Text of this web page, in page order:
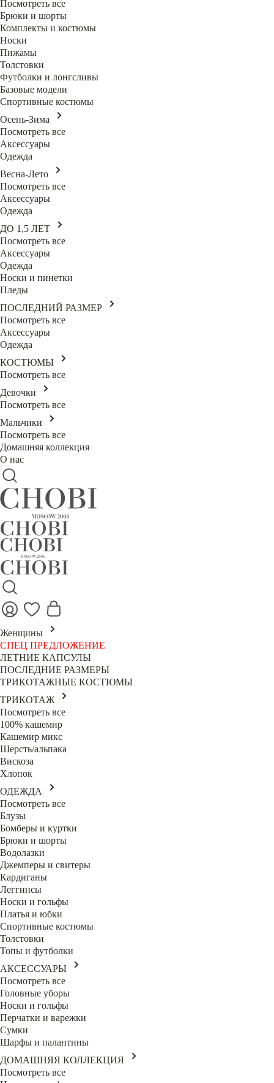
Посмотреть все
Брюки и шорты
Комплекты и костюмы
Носки
Пижамы
Толстовки
Футболки и лонгсливы
Базовые модели
Спортивные костюмы
Осень-Зима
Посмотреть все
Аксессуары
Одежда
Весна-Лето
Посмотреть все
Аксессуары
Одежда
ДО 1,5 ЛЕТ
Посмотреть все
Аксессуары
Одежда
Носки и пинетки
Пледы
ПОСЛЕДНИЙ РАЗМЕР
Посмотреть все
Аксессуары
Одежда
КОСТЮМЫ
Посмотреть все
Девочки
Посмотреть все
Мальчики
Посмотреть все
Домашняя коллекция
О нас
Женщины
СПЕЦ ПРЕДЛОЖЕНИЕ
ЛЕТНИЕ КАПСУЛЫ
ПОСЛЕДНИЕ РАЗМЕРЫ
ТРИКОТАЖНЫЕ КОСТЮМЫ
ТРИКОТАЖ
Посмотреть все
100% кашемир
Кашемир микс
Шерсть/альпака
Вискоза
Хлопок
ОДЕЖДА
Посмотреть все
Блузы
Бомберы и куртки
Брюки и шорты
Водолазки
Джемперы и свитеры
Кардиганы
Леггинсы
Носки и гольфы
Платья и юбки
Спортивные костюмы
Толстовки
Топы и футболки
АКСЕССУАРЫ
Посмотреть все
Головные уборы
Носки и гольфы
Перчатки и варежки
Сумки
Шарфы и палантины
ДОМАШНЯЯ КОЛЛЕКЦИЯ
Посмотреть все